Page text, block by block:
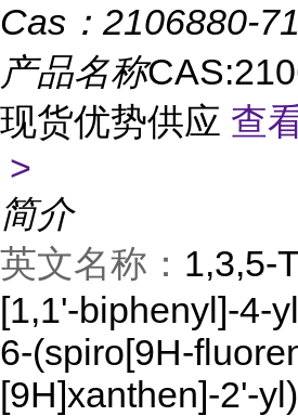
Cas： 2106880-
产品名称
现货优势供应 查
>
简介
英文名称： 1,3,5-
[1,1'-biphenyl]-4-
6-(spiro[9H-
[9H]xanthen]-2'-